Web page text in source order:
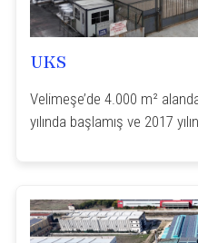
UKS
Velimeşe’de 4.000 m²
yılında başlamış ve 2017